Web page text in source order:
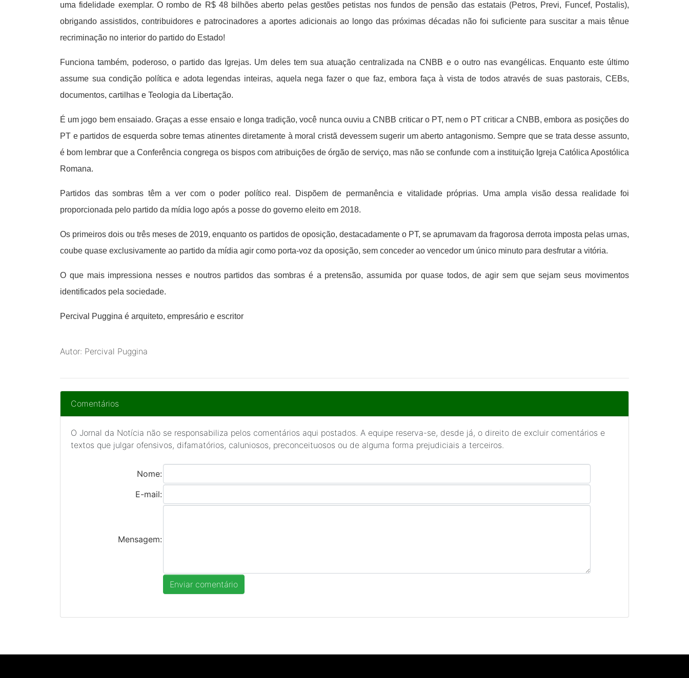
uma fidelidade exemplar. O rombo de R$ 48 bilhões aberto pelas gestões petistas nos fundos de pensão das estatais (Petros, Previ, Funcef, Postalis),
obrigando assistidos, contribuidores e patrocinadores a aportes adicionais ao longo das próximas décadas não foi suficiente para suscitar a mais tênue
recriminação no interior do partido do Estado!
Funciona também, poderoso, o partido das Igrejas. Um deles tem sua atuação centralizada na CNBB e o outro nas evangélicas. Enquanto este último
assume sua condição política e adota legendas inteiras, aquela nega fazer o que faz, embora faça à vista de todos através de suas pastorais, CEBs,
documentos, cartilhas e Teologia da Libertação.
É um jogo bem ensaiado. Graças a esse ensaio e longa tradição, você nunca ouviu a CNBB criticar o PT, nem o PT criticar a CNBB, embora as posições do
PT e partidos de esquerda sobre temas atinentes diretamente à moral cristã devessem sugerir um aberto antagonismo. Sempre que se trata desse assunto,
é bom lembrar que a Conferência congrega os bispos com atribuições de órgão de serviço, mas não se confunde com a instituição Igreja Católica Apostólica
Romana.
Partidos das sombras têm a ver com o poder político real. Dispõem de permanência e vitalidade próprias. Uma ampla visão dessa realidade foi
proporcionada pelo partido da mídia logo após a posse do governo eleito em 2018.
Os primeiros dois ou três meses de 2019, enquanto os partidos de oposição, destacadamente o PT, se aprumavam da fragorosa derrota imposta pelas urnas,
coube quase exclusivamente ao partido da mídia agir como porta-voz da oposição, sem conceder ao vencedor um único minuto para desfrutar a vitória.
O que mais impressiona nesses e noutros partidos das sombras é a pretensão, assumida por quase todos, de agir sem que sejam seus movimentos
identificados pela sociedade.
Percival Puggina é arquiteto, empresário e escritor
Autor: Percival Puggina
Comentários
O Jornal da Notícia não se responsabiliza pelos comentários aqui postados. A equipe reserva-se, desde já, o direito de excluir comentários e
textos que julgar ofensivos, difamatórios, caluniosos, preconceituosos ou de alguma forma prejudiciais a terceiros.
Nome:
E-mail:
Mensagem: